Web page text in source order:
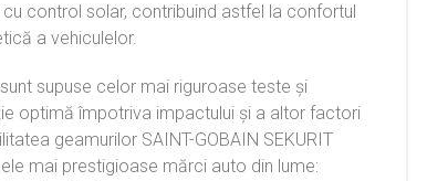
control solar, contribuind astfel la confortul
a vehiculelor.
supuse celor mai riguroase teste și
optimă împotriva impactului și a altor factori
geamurilor SAINT-GOBAIN SEKURIT
mai prestigioase mărci auto din lume: